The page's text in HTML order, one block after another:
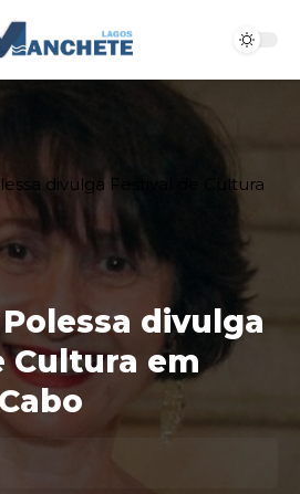
divulga Festival de Cultura
divulga
Cultura em